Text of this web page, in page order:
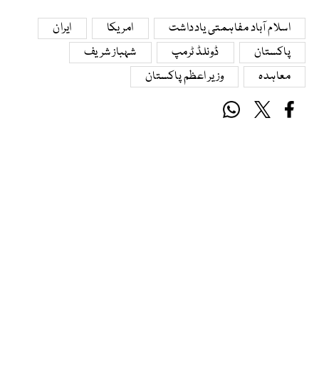
اسلام آباد مفاہمتی یادداشت امریکا
ایران
پاکستان
ڈونلڈ ٹرمپ
شہباز شریف
معاہدہ
وزیر اعظم پاکستان